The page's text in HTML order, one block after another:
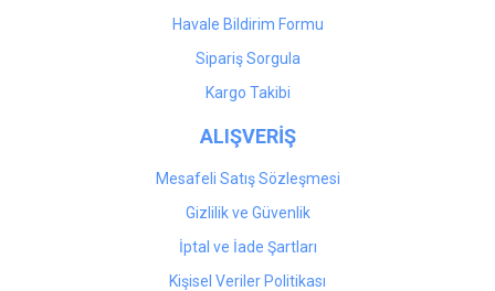
Havale Bildirim Formu
Sipariş Sorgula
Kargo Takibi
ALIŞVERİŞ
Mesafeli Satış Sözleşmesi
Gizlilik ve Güvenlik
İptal ve İade Şartları
Kişisel Veriler Politikası